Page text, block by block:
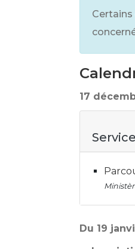
17
Du 19